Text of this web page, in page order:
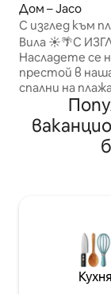
Дом – Jaco
С изглед към
с коктейли,
Вила ☀️🌴С
Насладете се
престой в
спални на
и спалня
гледка към
център на
разполага с
паркинг на
консиерж
на кратко
от центъра на
Кухня